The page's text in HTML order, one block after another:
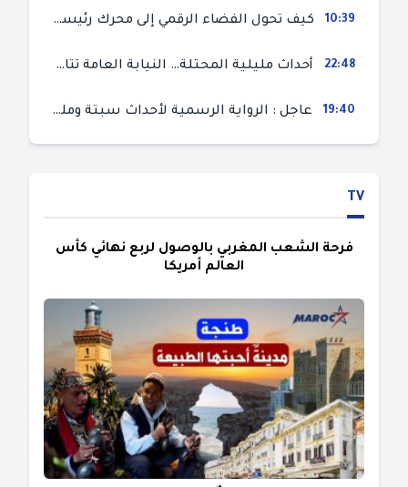
10:39 كيف تحول الفضاء الرقمي إلى محرك رئيسي لأحداث الهجرة في سبتة؟
22:48 أحداث مليلية المحتلة… النيابة العامة تتابع 50 متورطا في محاولة اقتحام السياح الحدودي بتهم ثقيلة
19:40 عاجل : الرواية الرسمية لأحداث سبتة ومليلية المحتلتين (وزارة الداخلية)
TV
فرحة الشعب المغربي بالوصول لربع نهائي كأس
العالم أمريكا